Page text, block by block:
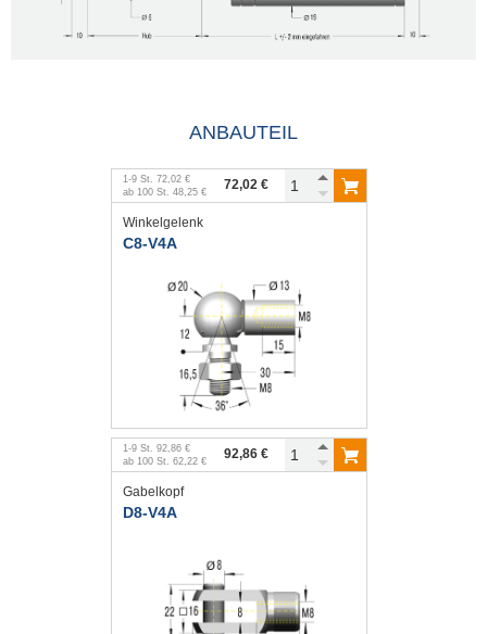
ANBAUTEIL
1 -9 St. 72,02 €
ab 100 St. 48,25 € 72,02 €
Winkelgelenk
C8-V4A
1 -9 St. 92,86 €
ab 100 St. 62,22 € 92,86 €
Gabelkopf
D8-V4A